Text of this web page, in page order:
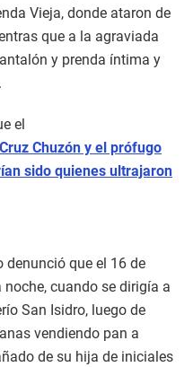
Vieja, donde ataron de
que a la agraviada
y prenda íntima y
el
Chuzón y el prófugo
sido quienes ultrajaron
denunció que el 16 de
cuando se dirigía a
San Isidro, luego de
vendiendo pan a
de su hija de iniciales